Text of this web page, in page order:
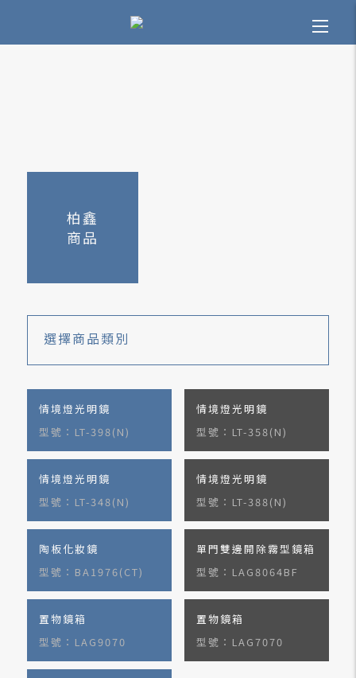
柏鑫
商品
選擇商品類別
情境燈光明鏡
型號：LT-398(N)
情境燈光明鏡
型號：LT-358(N)
情境燈光明鏡
型號：LT-348(N)
情境燈光明鏡
型號：LT-388(N)
陶板化妝鏡
型號：BA1976(CT)
單門雙邊開除霧型鏡箱
型號：LAG8064BF
置物鏡箱
型號：LAG9070
置物鏡箱
型號：LAG7070